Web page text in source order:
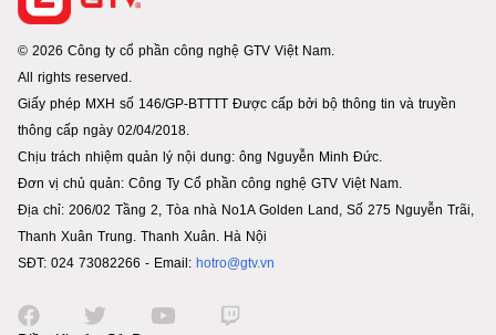
© 2026 Công ty cổ phần công nghệ GTV Việt Nam.
All rights reserved.
Giấy phép MXH số 146/GP-BTTTT Được cấp bởi bộ thông tin và truyền
thông cấp ngày 02/04/2018.
Chịu trách nhiệm quản lý nội dung: ông Nguyễn Minh Đức.
Đơn vị chủ quản: Công Ty Cổ phần công nghệ GTV Việt Nam.
Địa chỉ: 206/02 Tầng 2, Tòa nhà No1A Golden Land, Số 275 Nguyễn Trãi,
Thanh Xuân Trung. Thanh Xuân. Hà Nội
SĐT: 024 73082266 - Email: hotro@gtv.vn